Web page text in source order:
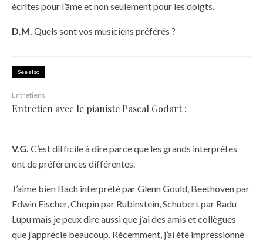
écrites pour l’âme et non seulement pour les doigts.
D.M. Quels sont vos musiciens préférés ?
See also
Entretiens
Entretien avec le pianiste Pascal Godart :
V.G. C’est difficile à dire parce que les grands interprètes
ont de préférences différentes.
J’aime bien Bach interprété par Glenn Gould, Beethoven par
Edwin Fischer, Chopin par Rubinstein, Schubert par Radu
Lupu mais je peux dire aussi que j’ai des amis et collègues
que j’apprécie beaucoup. Récemment, j’ai été impressionné